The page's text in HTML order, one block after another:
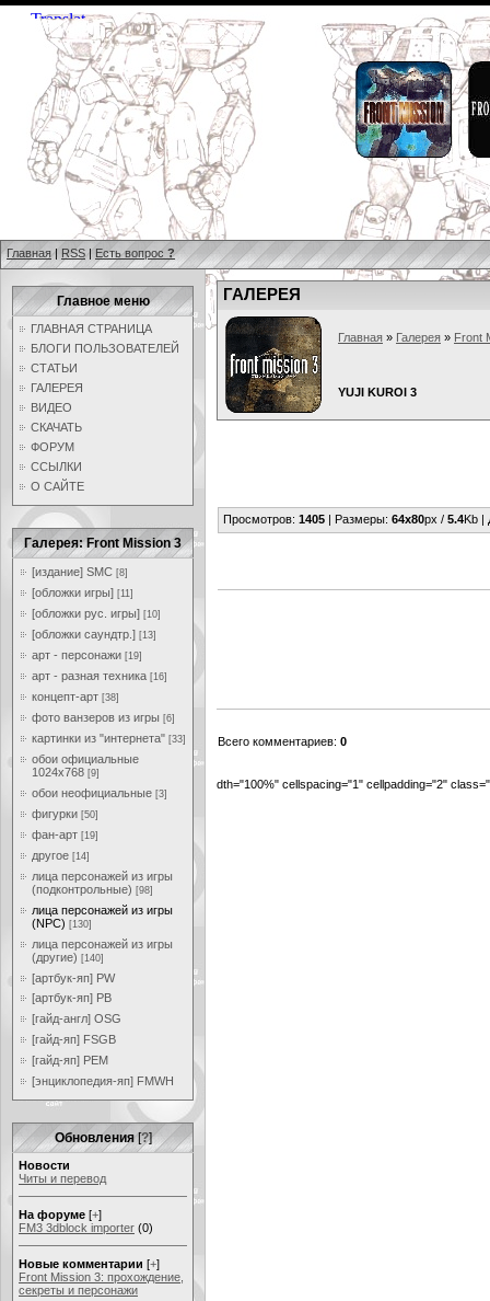
Главная | RSS | Есть вопрос ?
Главное меню
ГЛАВНАЯ СТРАНИЦА
БЛОГИ ПОЛЬЗОВАТЕЛЕЙ
СТАТЬИ
ГАЛЕРЕЯ
ВИДЕО
СКАЧАТЬ
ФОРУМ
ССЫЛКИ
О САЙТЕ
Галерея: Front Mission 3
[издание] SMC [8]
[обложки игры] [11]
[обложки рус. игры] [10]
[обложки саундтр.] [13]
арт - персонажи [19]
арт - разная техника [16]
концепт-арт [38]
фото ванзеров из игры [6]
картинки из "интернета" [33]
обои официальные
1024x768 [9]
обои неофициальные [3]
фигурки [50]
фан-арт [19]
другое [14]
лица персонажей из игры
(подконтрольные) [98]
лица персонажей из игры
(NPC) [130]
лица персонажей из игры
(другие) [140]
[артбук-яп] PW
[артбук-яп] PB
[гайд-англ] OSG
[гайд-яп] FSGB
[гайд-яп] PEM
[энциклопедия-яп] FMWH
Обновления [?]
Новости
Читы и перевод
На форуме [+]
FM3 3dblock importer (0)
Новые комментарии [+]
Front Mission 3: прохождение,
секреты и персонажи
ГАЛЕРЕЯ
Главная » Галерея » Front
YUJI KUROI 3
Просмотров: 1405 | Размеры: 64x80px / 5.4Kb |
Всего комментариев: 0
dth="100%" cellspacing="1" cellpadding="2"